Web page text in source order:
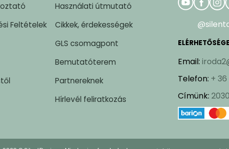
Feltételek
Használati útmutató
Cikkek, érdekességek
GLS csomagpont
Bemutatóterem
Partnereknek
Hírlevél feliratkozás
Email:
Telefon: +
Címünk: